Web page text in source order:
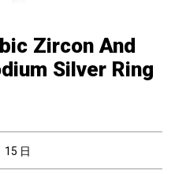
Zircon And
Silver Ring
15 日